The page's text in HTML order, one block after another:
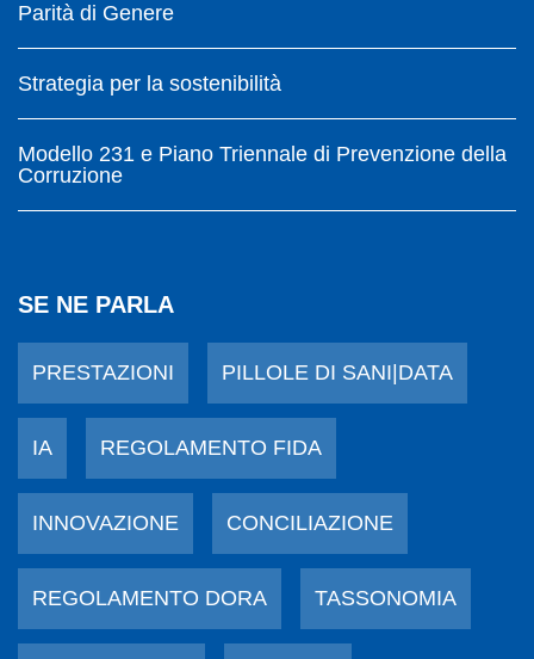
Parità di Genere
Strategia per la sostenibilità
Modello 231 e Piano Triennale di Prevenzione della
Corruzione
SE NE PARLA
PRESTAZIONI PILLOLE DI SANI|DATA
IA REGOLAMENTO FIDA
INNOVAZIONE CONCILIAZIONE
REGOLAMENTO DORA TASSONOMIA